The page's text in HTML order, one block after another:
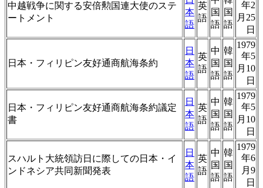
中越戦争に関する安倍勲国連大使のステ
ートメント
本
語
英
語
国
語
国
語
年2
月25
日
日本・フィリピン友好通商航海条約
日
本
語
英
語
中
国
語
韓
国
語
1979
年5
月10
日
日本・フィリピン友好通商航海条約議定
書
日
本
語
英
語
中
国
語
韓
国
語
1979
年5
月10
日
スハルト大統領訪日に際しての日本・イ
ンドネシア共同新聞発表
日
本
語
英
語
中
国
語
韓
国
語
1979
年6
月9
日